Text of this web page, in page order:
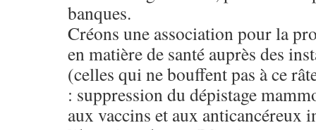
banques.
Créons une association pour la
en matière de santé auprès des
(celles qui ne bouffent pas à ce
: suppression du dépistage
aux vaccins et aux anticancéreux